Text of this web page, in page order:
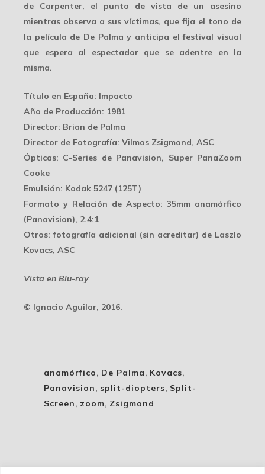
de Carpenter, el punto de vista de un asesino
mientras observa a sus víctimas, que fija el tono de
la película de De Palma y anticipa el festival visual
que espera al espectador que se adentre en la
misma.
Título en España: Impacto
Año de Producción: 1981
Director: Brian de Palma
Director de Fotografía: Vilmos Zsigmond, ASC
Ópticas: C-Series de Panavision, Super PanaZoom
Cooke
Emulsión: Kodak 5247 (125T)
Formato y Relación de Aspecto: 35mm anamórfico
(Panavision), 2.4:1
Otros: fotografía adicional (sin acreditar) de Laszlo
Kovacs, ASC
Vista en Blu-ray
© Ignacio Aguilar, 2016.
anamórfico, De Palma, Kovacs,
Panavision, split-diopters, Split-
Screen, zoom, Zsigmond